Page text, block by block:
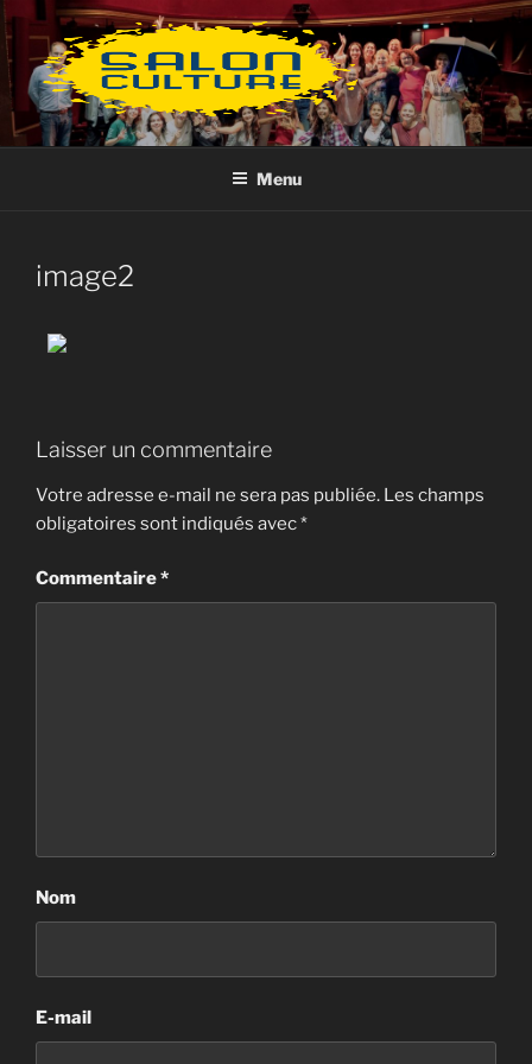
Aller
au
contenu
principal
Menu
image2
Laisser un commentaire
Votre adresse e-mail ne sera pas publiée. Les champs
obligatoires sont indiqués avec*
Commentaire*
Nom
E-mail